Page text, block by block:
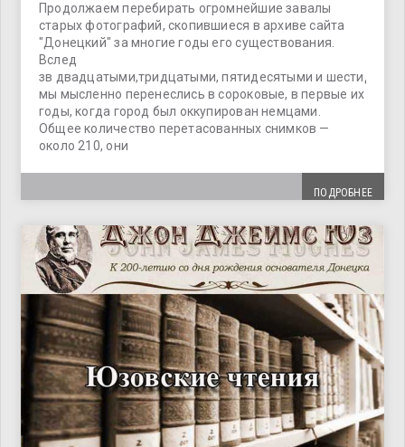
Продолжаем перебирать огромнейшие завалы
старых фотографий, скопившиеся в архиве сайта
"Донецкий" за многие годы его существования.
Вслед
зв двадцатыми,тридцатыми, пятидесятыми и
мы мысленно перенеслись в сороковые, в первые их
годы, когда город был оккупирован немцами.
Общее количество перетасованных снимков —
около 210, они
ПОДРОБНЕЕ